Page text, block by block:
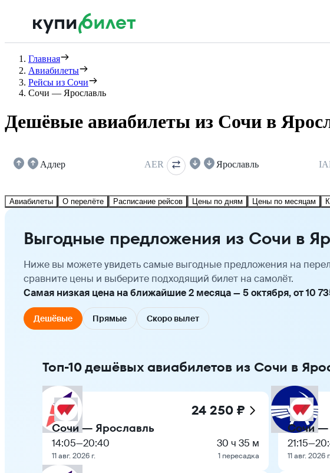
Главная
Авиабилеты
Рейсы из Сочи
Сочи — Ярославль
Дешёвые авиабилеты из Сочи в
Адлер AER Ярославль
Авиабилеты О перелёте Расписание рейсов Цены по дням Цены по месяцам
Выгодные предложения из Сочи в
Ниже вы можете увидеть самые выгодные предложения на
сравните цены и выберите подходящий билет на самолёт.
Самая низкая цена на ближайшие 2 месяца — 5 октября, от 10
Дешёвые Прямые Скоро вылет
Топ-10 дешёвых авиабилетов из Сочи в
24 250 ₽
Сочи — Ярославль
14:05—20:40
11 авг. 2026 г.
30 ч 35 м
1 пересадка
Сочи —
21:15—
11 авг. 2026